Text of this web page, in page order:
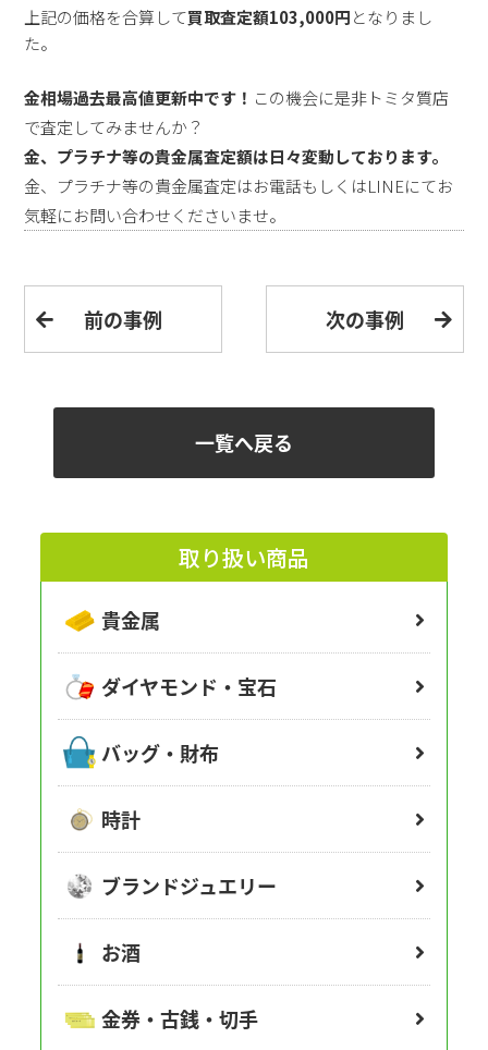
上記の価格を合算して買取査定額103,000円となりまし
た。
金相場過去最高値更新中です！ この機会に是非トミタ質店
で査定してみませんか？
金、プラチナ等の貴金属査定額は日々変動しております。
金、プラチナ等の貴金属査定はお電話もしくはLINEにてお
気軽にお問い合わせくださいませ。
前の事例 次の事例
一覧へ戻る
取り扱い商品
貴金属
ダイヤモンド・宝石
バッグ・財布
時計
ブランドジュエリー
お酒
金券・古銭・切手